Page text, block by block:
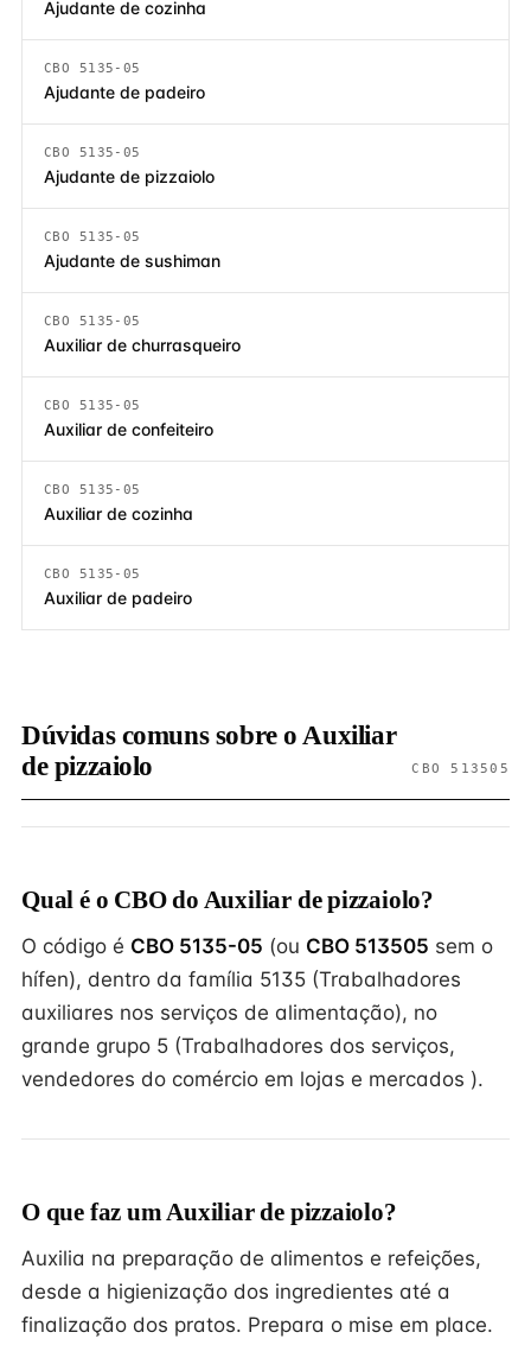
Ajudante de cozinha
CBO 5135-05
Ajudante de padeiro
CBO 5135-05
Ajudante de pizzaiolo
CBO 5135-05
Ajudante de sushiman
CBO 5135-05
Auxiliar de churrasqueiro
CBO 5135-05
Auxiliar de confeiteiro
CBO 5135-05
Auxiliar de cozinha
CBO 5135-05
Auxiliar de padeiro
Dúvidas comuns sobre o Auxiliar
de pizzaiolo
CBO 513505
Qual é o CBO do Auxiliar de pizzaiolo?
O código é CBO 5135-05 (ou CBO 513505 sem o
hífen), dentro da família 5135 (Trabalhadores
auxiliares nos serviços de alimentação), no
grande grupo 5 (Trabalhadores dos serviços,
vendedores do comércio em lojas e mercados ).
O que faz um Auxiliar de pizzaiolo?
Auxilia na preparação de alimentos e refeições,
desde a higienização dos ingredientes até a
finalização dos pratos. Prepara o mise em place.